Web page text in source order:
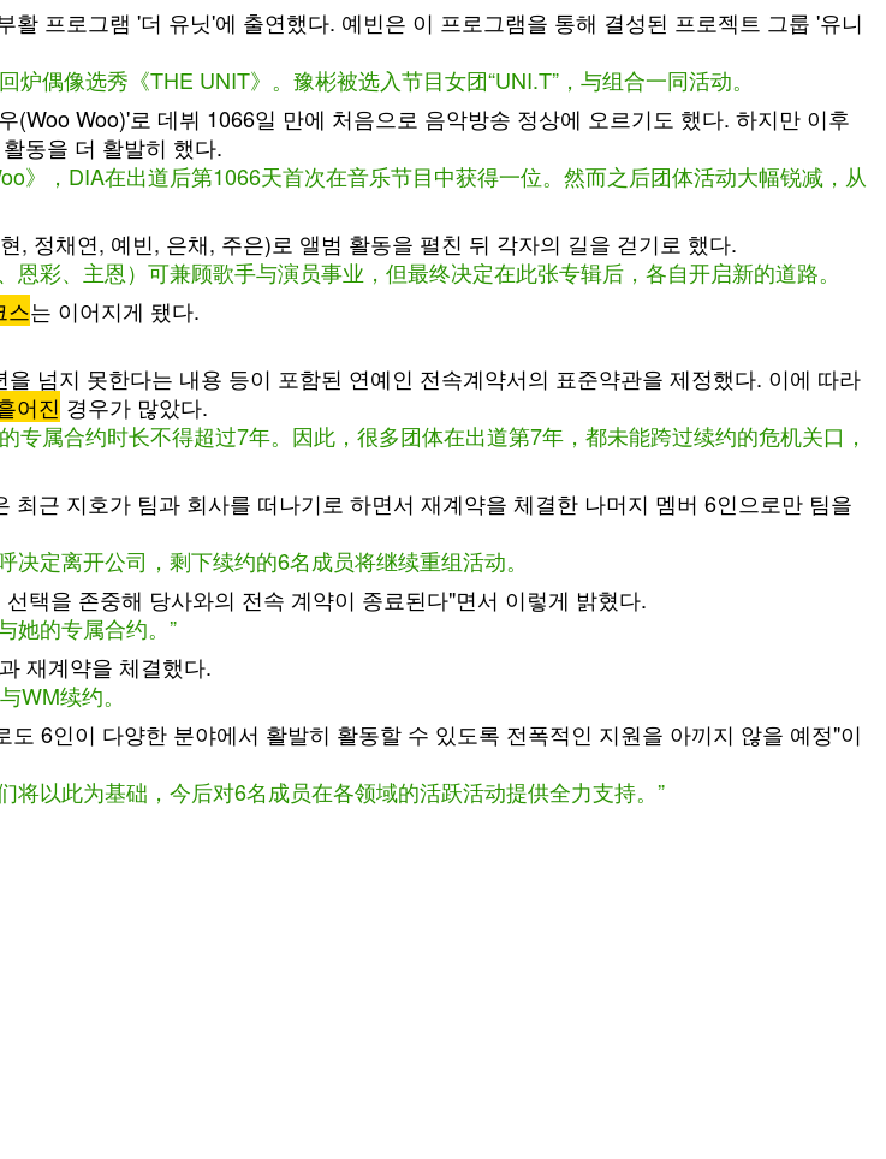
프로그램 '더 유닛'에 출연했다. 예빈은 이 프로그램을 통해 결성된 프로젝트 그룹 '유니
偶像选秀《THE UNIT》。豫彬被选入节目女团“UNI.T”，与组合一同活动。
Woo)'로 데뷔 1066일 만에 처음으로 음악방송 정상에 오르기도 했다. 하지만 이후
동을 더 활발히 했다.
》，DIA在出道后第1066天首次在音乐节目中获得一位。然而之后团体活动大幅锐减，从
, 정채연, 예빈, 은채, 주은)로 앨범 활동을 펼친 뒤 각자의 길을 걷기로 했다.
彩、主恩）可兼顾歌手与演员事业，但最终决定在此张专辑后，各自开启新的道路。
스는 이어지게 됐다.
넘지 못한다는 내용 등이 포함된 연예인 전속계약서의 표준약관을 제정했다. 이에 따라
어진 경우가 많았다.
属合约时长不得超过7年。因此，很多团体在出道第7年，都未能跨过续约的危机关口，
근 지호가 팀과 회사를 떠나기로 하면서 재계약을 체결한 나머지 멤버 6인으로만 팀을
定离开公司，剩下续约的6名成员将继续重组活动。
택을 존중해 당사와의 전속 계약이 종료된다"면서 이렇게 밝혔다.
她的专属合约。”
재계약을 체결했다.
WM续约。
6인이 다양한 분야에서 활발히 활동할 수 있도록 전폭적인 지원을 아끼지 않을 예정"이
以此为基础，今后对6名成员在各领域的活跃活动提供全力支持。”